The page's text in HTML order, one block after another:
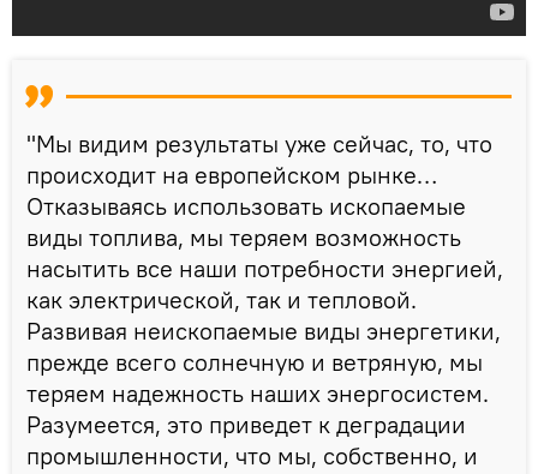
"Мы видим результаты уже сейчас, то, что
происходит на европейском рынке…
Отказываясь использовать ископаемые
виды топлива, мы теряем возможность
насытить все наши потребности энергией,
как электрической, так и тепловой.
Развивая неископаемые виды энергетики,
прежде всего солнечную и ветряную, мы
теряем надежность наших энергосистем.
Разумеется, это приведет к деградации
промышленности, что мы, собственно, и